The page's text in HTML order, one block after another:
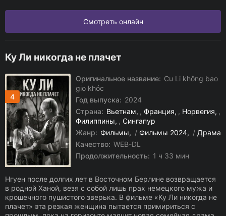
Смотреть онлайн
Ку Ли никогда не плачет
4
Оригинальное название: Cu Li không bao
gio khóc
Год выпуска: 2024
Страна: Вьетнам , Франция , Норвегия ,
Филиппины , Сингапур
Жанр: Фильмы / Фильмы 2024 / Драма
Качество: WEB-DL
Продолжительность: 1 ч 33 мин
Нгуен после долгих лет в Восточном Берлине возвращается
в родной Ханой, везя с собой лишь прах немецкого мужа и
крошечного пушистого зверька. В фильме «Ку Ли никогда не
плачет» эта резкая женщина пытается примириться с